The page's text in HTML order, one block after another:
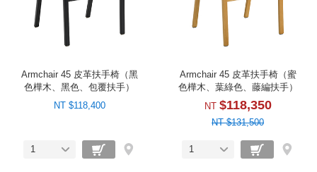
Armchair 45 皮革扶手椅（黑
色樺木、黑色、包覆扶手）
NT $118,400
1
Armchair 45 皮革扶手椅（蜜
色樺木、葉綠色、藤編扶手）
NT $118,350
NT $131,500
1